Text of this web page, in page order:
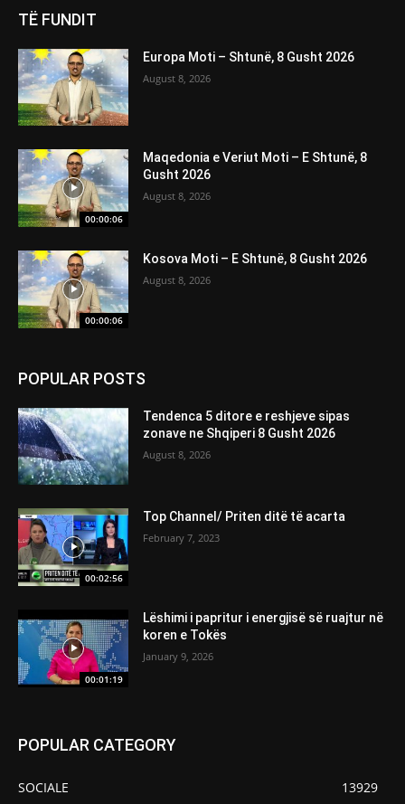
TË FUNDIT
Europa Moti – Shtunë, 8 Gusht 2026
August 8, 2026
00:00:06
Maqedonia e Veriut Moti – E Shtunë, 8
Gusht 2026
August 8, 2026
00:00:06
Kosova Moti – E Shtunë, 8 Gusht 2026
August 8, 2026
POPULAR POSTS
Tendenca 5 ditore e reshjeve sipas
zonave ne Shqiperi 8 Gusht 2026
August 8, 2026
00:02:56
Top Channel/ Priten ditë të acarta
February 7, 2023
00:01:19
Lëshimi i papritur i energjisë së ruajtur në
koren e Tokës
January 9, 2026
POPULAR CATEGORY
SOCIALE
13929